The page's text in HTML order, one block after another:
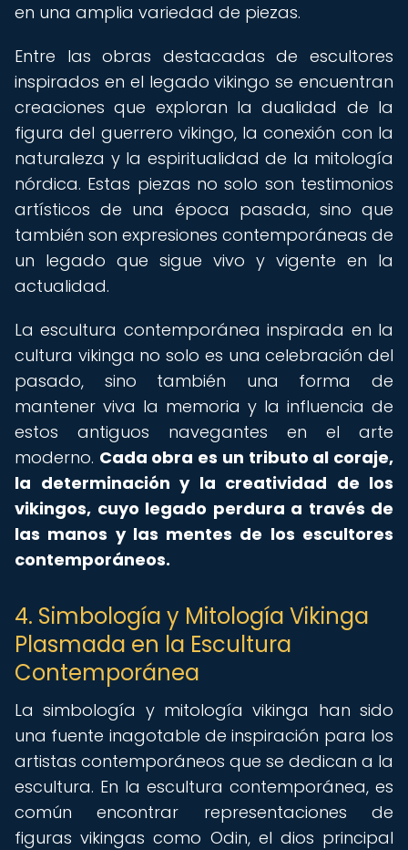
en una amplia variedad de piezas.
Entre las obras destacadas de escultores
inspirados en el legado vikingo se encuentran
creaciones que exploran la dualidad de la
figura del guerrero vikingo, la conexión con la
naturaleza y la espiritualidad de la mitología
nórdica. Estas piezas no solo son testimonios
artísticos de una época pasada, sino que
también son expresiones contemporáneas de
un legado que sigue vivo y vigente en la
actualidad.
La escultura contemporánea inspirada en la
cultura vikinga no solo es una celebración del
pasado, sino también una forma de
mantener viva la memoria y la influencia de
estos antiguos navegantes en el arte
moderno. Cada obra es un tributo al coraje,
la determinación y la creatividad de los
vikingos, cuyo legado perdura a través de
las manos y las mentes de los escultores
contemporáneos.
4. Simbología y Mitología Vikinga
Plasmada en la Escultura
Contemporánea
La simbología y mitología vikinga han sido
una fuente inagotable de inspiración para los
artistas contemporáneos que se dedican a la
escultura. En la escultura contemporánea, es
común encontrar representaciones de
figuras vikingas como Odin, el dios principal